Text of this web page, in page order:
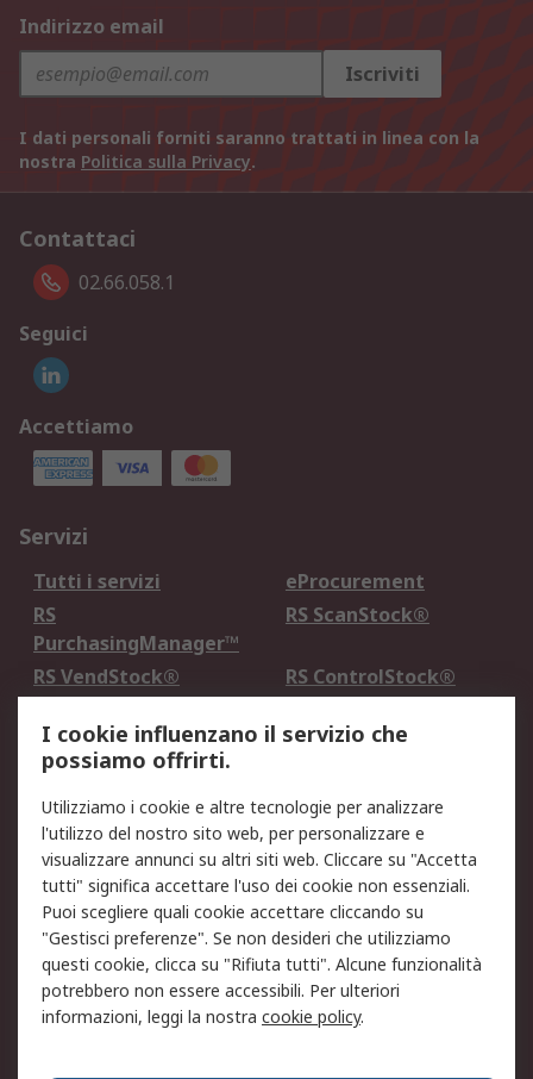
Indirizzo email
Iscriviti
I dati personali forniti saranno trattati in linea con la
nostra Politica sulla Privacy.
Contattaci
02.66.058.1
Seguici
Accettiamo
Servizi
Tutti i servizi
eProcurement
RS
PurchasingManager™
RS ScanStock®
RS VendStock®
RS ControlStock®
Legale
Informativa Cookie
Informativa Privacy -
Aggiornata
Email Security
Termini d'uso
Condizioni di vendita
Condizioni generali di
servizio
Etica e responsabilità
Chi Siamo
I cookie influenzano il servizio che
possiamo offrirti.
Utilizziamo i cookie e altre tecnologie per analizzare
l'utilizzo del nostro sito web, per personalizzare e
visualizzare annunci su altri siti web. Cliccare su "Accetta
tutti" significa accettare l'uso dei cookie non essenziali.
Puoi scegliere quali cookie accettare cliccando su
"Gestisci preferenze". Se non desideri che utilizziamo
questi cookie, clicca su "Rifiuta tutti". Alcune funzionalità
potrebbero non essere accessibili. Per ulteriori
informazioni, leggi la nostra cookie policy.